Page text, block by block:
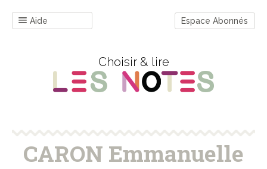
Aide Espace Abonnés
Choisir & lire
CARON Emmanuelle